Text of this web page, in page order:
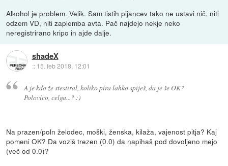
Alkohol je problem. Velik. Sam tistih pijancev tako ne ustavi nič, niti
odzem VD, niti zaplemba avta. Pač najdejo nekje neko
neregistrirano kripo in ajde dalje.
shadeX
:: 15. feb 2018, 12:01
A je kdo že stestiral, koliko pira lahko spiješ, da je še OK?
Polovico, celga...? :)
Na prazen/poln želodec, moški, ženska, kilaža, vajenost pitja? Kaj
pomeni OK? Da voziš trezen (0.0) da napihaš pod dovoljeno mejo
(več od 0.0)?